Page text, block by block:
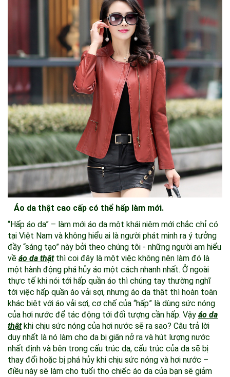
Áo da thật cao cấp có thể hấp làm mới.
“Hấp áo da” – làm mới áo da một khái niệm mới chắc chỉ có
tại Việt Nam và không hiểu ai là người phát minh ra ý tưởng
đầy “sáng tạo” này bởi theo chúng tôi - những người am hiểu
về áo da thậtthì coi đây là một việc không nên làm đó là
một hành động phá hủy áo một cách nhanh nhất. Ở ngoài
thực tế khi nói tới hấp quần áo thì chúng tay thường nghĩ
tới việc hấp quần áo vải sợi, nhưng áo da thật thì hoàn toàn
khác biệt với áo vải sợi, cơ chế của “hấp” là dùng sức nóng
của hơi nước để tác động tới đối tượng cần hấp. Vậy áo da
thậtkhi chịu sức nóng của hơi nước sẽ ra sao? Câu trả lời
duy nhất là nó làm cho da bị giãn nở ra và hút lượng nước
nhất định và bên trong cấu trúc da, cấu trúc của da sẽ bị
thay đổi hoặc bị phá hủy khi chịu sức nóng và hơi nước –
điều này sẽ làm cho tuổi thọ chiếc áo da của bạn sẽ giảm